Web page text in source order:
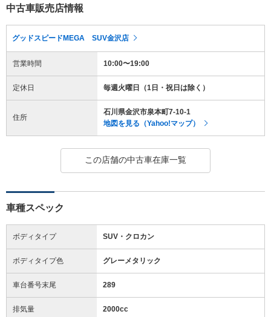
中古車販売店情報
グッドスピードMEGA SUV金沢店
営業時間 10:00〜19:00
定休日 毎週火曜日（1日・祝日は除く）
住所
石川県金沢市泉本町7-10-1
地図を見る（Yahoo!マップ）
この店舗の中古車在庫一覧
車種スペック
ボディタイプ SUV・クロカン
ボディタイプ色 グレーメタリック
車台番号末尾 289
排気量 2000cc